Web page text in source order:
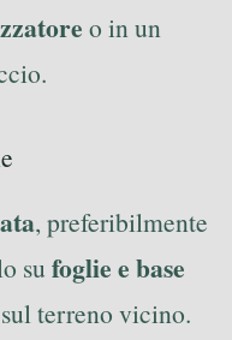
o in un
, preferibilmente
su foglie e base
terreno vicino.